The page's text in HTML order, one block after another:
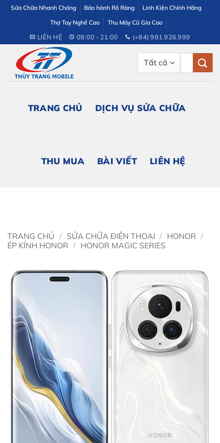
dung
Sửa Chữa Nhanh Chóng Bảo hành Rõ Ràng
Linh Kiện Chính Hãng
Thợ Tay Nghề Cao
Thu Máy Cũ Gía Cao
LIÊN HỆ 08:00 - 21:00 (+84) 981.926.999
TRANG CHỦ DỊCH VỤ SỬA CHỮA
THU MUA BÀI VIẾT LIÊN HỆ
TRANG CHỦ / SỬA CHỮA ĐIỆN THOẠI / HONOR /
ÉP KÍNH HONOR / HONOR MAGIC SERIES